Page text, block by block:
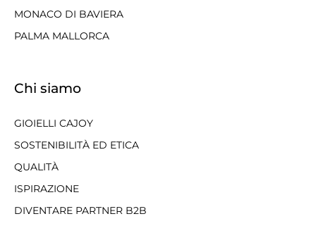
MONACO DI BAVIERA
PALMA MALLORCA
Chi siamo
GIOIELLI CAJOY
SOSTENIBILITÀ ED ETICA
QUALITÀ
ISPIRAZIONE
DIVENTARE PARTNER B2B